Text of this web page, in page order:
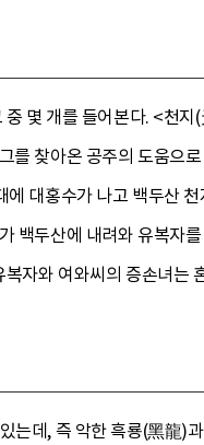
몇 개를 들어본다. <천
를 찾아온 공주의 도움으
대홍수가 나고 백두산
백두산에 내려와 유복자
자와 여와씨의 증손녀는
는데, 즉 악한 흑룡(黑龍)